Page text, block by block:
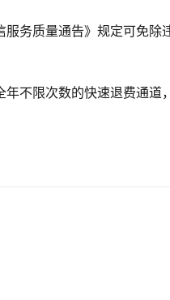
务质量通告》规定可免除
不限次数的快速退费通道